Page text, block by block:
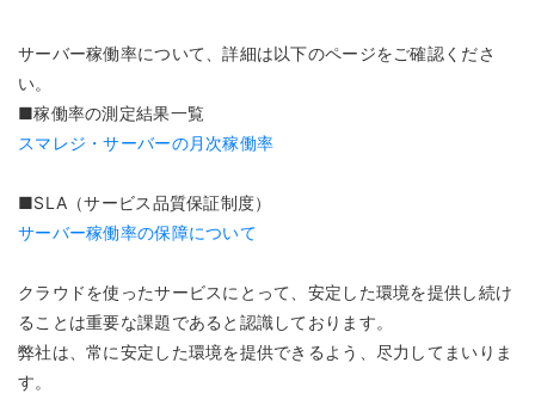
サーバー稼働率について、詳細は以下のページをご確認くださ
い。
■稼働率の測定結果一覧
スマレジ・サーバーの月次稼働率
■SLA（サービス品質保証制度）
サーバー稼働率の保障について
クラウドを使ったサービスにとって、安定した環境を提供し続け
ることは重要な課題であると認識しております。
弊社は、常に安定した環境を提供できるよう、尽力してまいりま
す。